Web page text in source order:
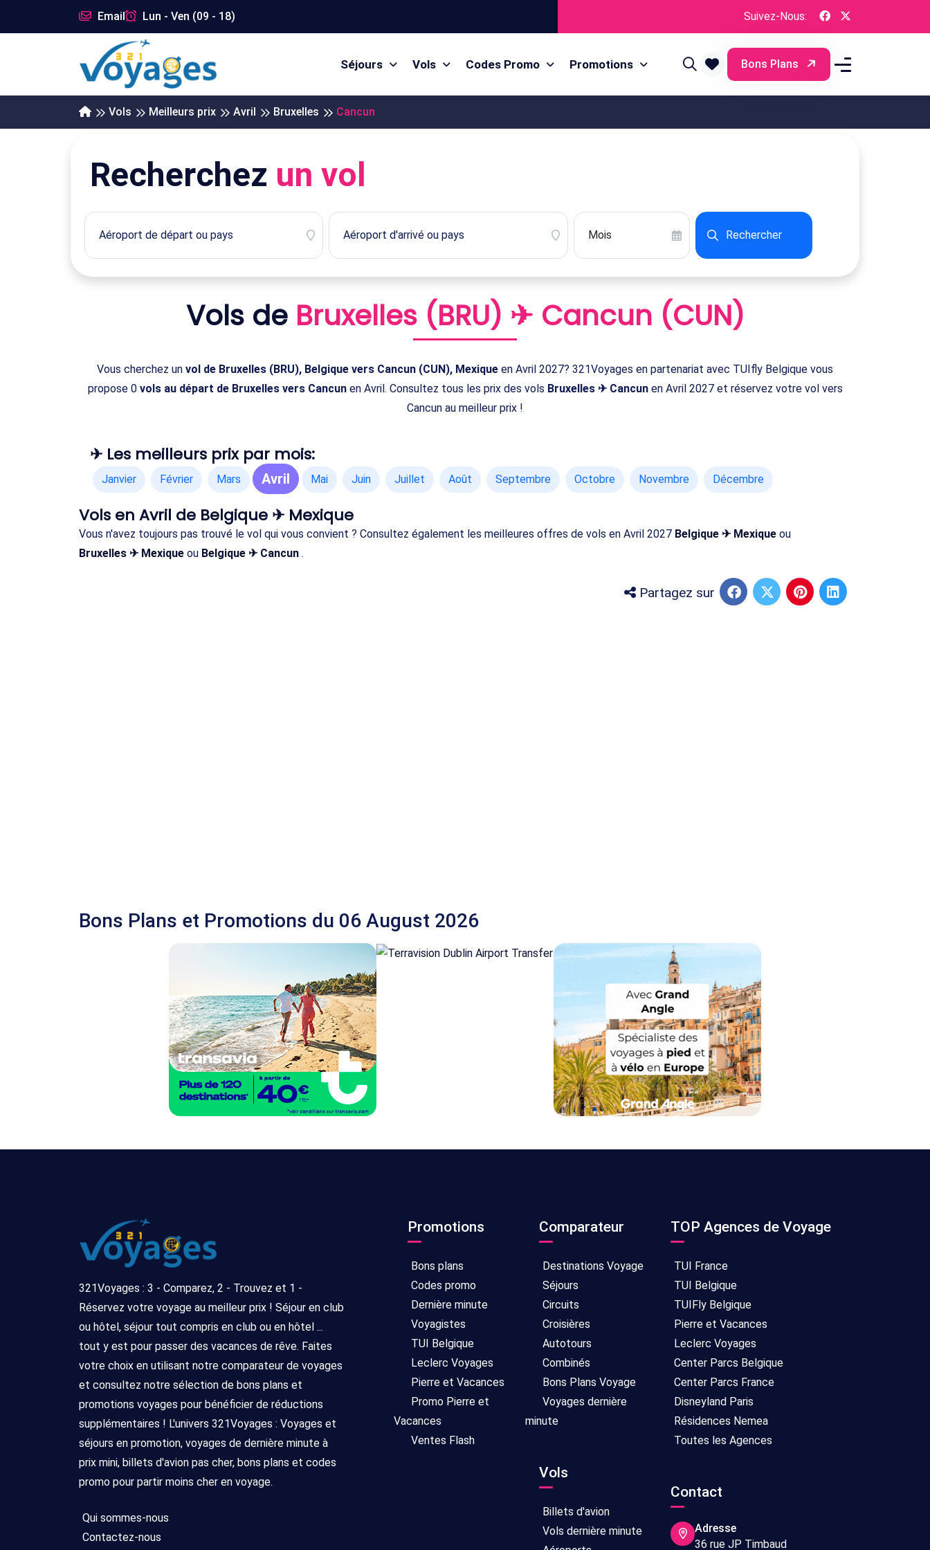
Email Lun - Ven (09 - 18) Suivez-Nous:
Séjours Vols Codes Promo Promotions Bons Plans
Vols Meilleurs prix Avril Bruxelles Cancun
Recherchez un vol
Rechercher
Vols de Bruxelles (BRU) ✈ Cancun (CUN)
Vous cherchez un vol de Bruxelles (BRU), Belgique vers Cancun (CUN), Mexique en Avril 2027? 321Voyages en partenariat avec TUIfly Belgique vous
propose 0 vols au départ de Bruxelles vers Cancunen Avril. Consultez tous les prix des vols Bruxelles ✈ Cancunen Avril 2027 et réservez votre vol vers
Cancun au meilleur prix !
✈ Les meilleurs prix par mois:
Janvier Février Mars Avril Mai Juin Juillet Août Septembre Octobre Novembre Décembre
Vols en Avril de Belgique ✈ Mexique
Vous n'avez toujours pas trouvé le vol qui vous convient ? Consultez également les meilleures offres de vols en Avril 2027 Belgique ✈ Mexique ou
Bruxelles ✈ Mexique ou Belgique ✈ Cancun .
Partagez sur
Bons Plans et Promotions du 06 August 2026
321Voyages : 3 - Comparez, 2 - Trouvez et 1 -
Réservez votre voyage au meilleur prix ! Séjour en club
ou hôtel, séjour tout compris en club ou en hôtel ...
tout y est pour passer des vacances de rêve. Faites
votre choix en utilisant notre comparateur de voyages
et consultez notre sélection de bons plans et
promotions voyages pour bénéficier de réductions
supplémentaires ! L'univers 321Voyages : Voyages et
séjours en promotion, voyages de dernière minute à
prix mini, billets d'avion pas cher, bons plans et codes
promo pour partir moins cher en voyage.
Qui sommes-nous
Contactez-nous
Promotions
Bons plans
Codes promo
Dernière minute
Voyagistes
TUI Belgique
Leclerc Voyages
Pierre et Vacances
Promo Pierre et
Vacances
Ventes Flash
Comparateur
Destinations Voyage
Séjours
Circuits
Croisières
Autotours
Combinés
Bons Plans Voyage
Voyages dernière
minute
Vols
Billets d'avion
Vols dernière minute
TOP Agences de Voyage
TUI France
TUI Belgique
TUIFly Belgique
Pierre et Vacances
Leclerc Voyages
Center Parcs Belgique
Center Parcs France
Disneyland Paris
Résidences Nemea
Toutes les Agences
Contact
Adresse
36 rue JP Timbaud